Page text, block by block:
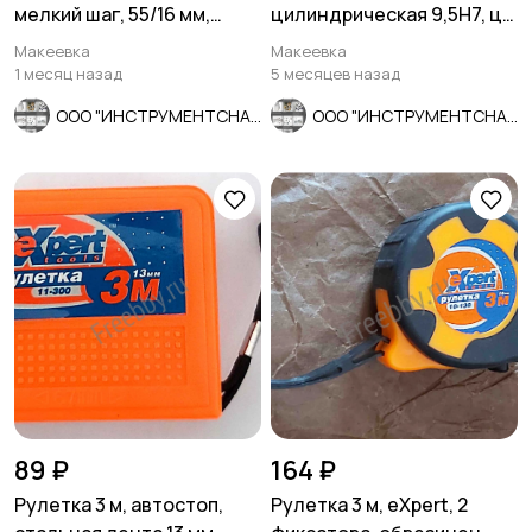
мелкий шаг, 55/16 мм,
ГОСТ 7740-71
Макеевка
1 месяц назад
цилиндрическая 9,5Н7, ц/
х, 9ХС, Z6, 124/62 мм,
СССР.
Макеевка
5 месяцев назад
89 ₽
Рулетка 3 м, автостоп,
164 ₽
Рулетка 3 м, eXpert, 2